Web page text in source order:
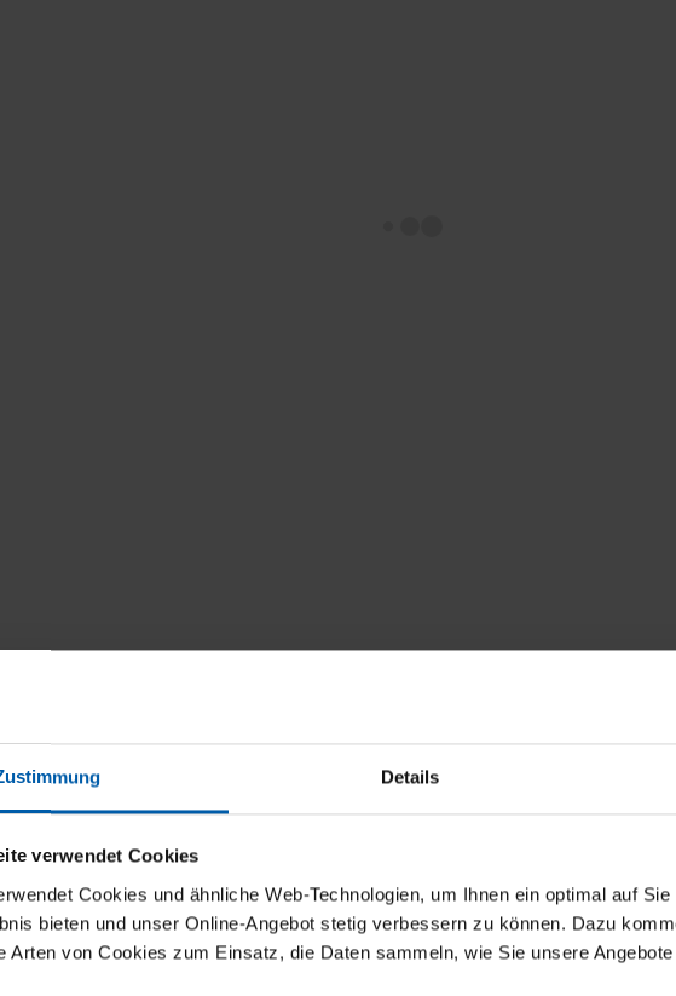
Details
verwendet Cookies
Cookies und ähnliche Web-Technologien, um Ihnen ein optimal auf
bieten und unser Online-Angebot stetig verbessern zu können. Dazu
Arten von Cookies zum Einsatz, die Daten sammeln, wie Sie unsere
5 % Rabatt
10 % Rabatt